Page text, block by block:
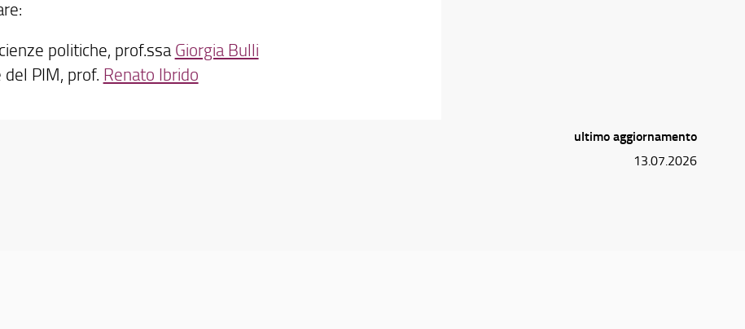
politiche, prof.ssaGiorgia Bulli
PIM, prof. Renato Ibrido
ultimo aggiornamento
13.07.2026